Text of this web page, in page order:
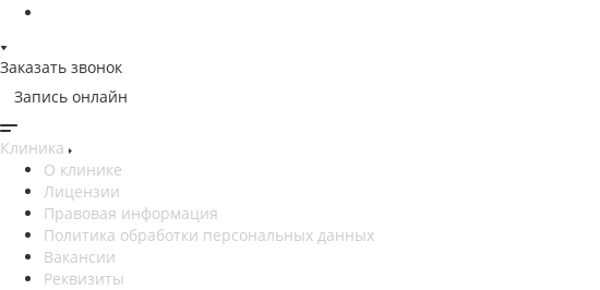
Заказать звонок
Запись онлайн
Клиника
О клинике
Лицензии
Правовая информация
Политика обработки персональных данных
Вакансии
Реквизиты